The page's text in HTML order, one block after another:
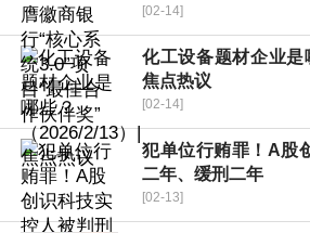
[02-14]
化工设备题材企业是
焦点热议
[02-14]
犯单位行贿罪！A股
二年、缓刑二年
[02-13]